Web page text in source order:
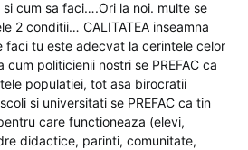
si cum sa faci….Ori la noi. multe se
2 conditii… CALITATEA inseamna
faci tu este adecvat la cerintele celor
cum politicienii nostri se PREFAC ca
populatiei, tot asa birocratii
si universitati se PREFAC ca tin
care functioneaza (elevi,
didactice, parinti, comunitate,